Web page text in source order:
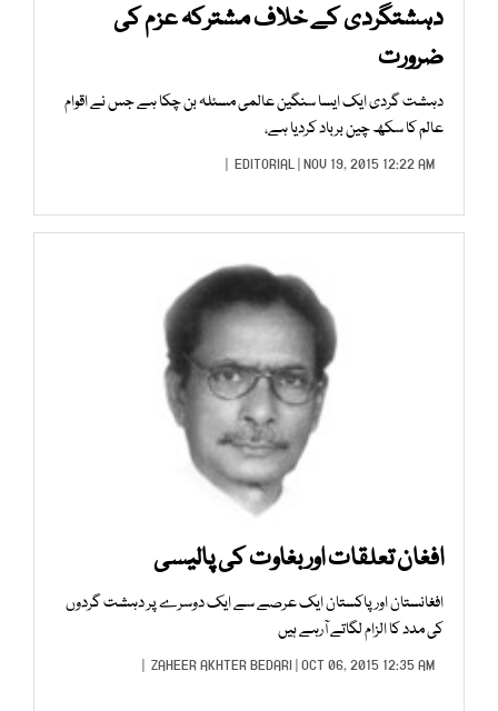
دہشتگردی کے خلاف مشترکہ عزم کی
ضرورت
دہشت گردی ایک ایسا سنگین عالمی مسئلہ بن چکا ہے جس نے اقوام
عالم کا سکھ چین برباد کردیا ہے،
EDITORIAL | NOV 19, 2015 12:22 AM |
افغان تعلقات اور بغاوت کی پالیسی
افغانستان اور پاکستان ایک عرصے سے ایک دوسرے پر دہشت گردوں
کی مدد کا الزام لگاتے آرہے ہیں
ZAHEER AKHTER BEDARI | OCT 06, 2015 12:35 AM |